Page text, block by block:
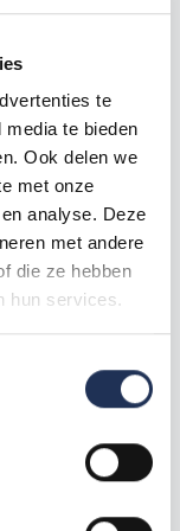
te
te bieden
Ook delen we
met onze
analyse. Deze
met andere
die ze hebben
hun services.